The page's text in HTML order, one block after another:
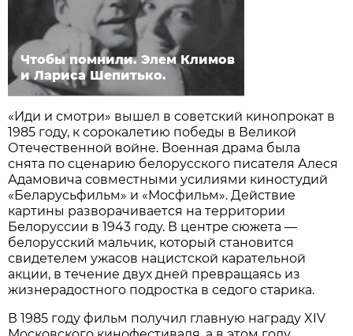
Чтобы помнили. Элем Климов
и Лариса Шепитько.
«Иди и смотри» вышел в советский кинопрокат в
1985 году, к сорокалетию победы в Великой
Отечественной войне. Военная драма была
снята по сценарию белорусского писателя Алеся
Адамовича совместными усилиями киностудий
«Беларусьфильм» и «Мосфильм». Действие
картины разворачивается на территории
Белоруссии в 1943 году. В центре сюжета —
белорусский мальчик, который становится
свидетелем ужасов нацистской карательной
акции, в течение двух дней превращаясь из
жизнерадостного подростка в седого старика.
В 1985 году фильм получил главную награду XIV